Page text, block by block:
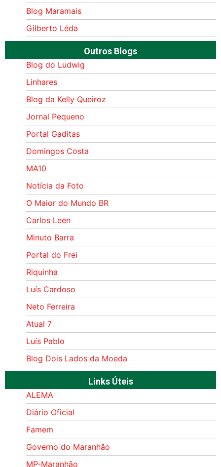
Blog Maramais
Gilberto Léda
Outros Blogs
Blog do Ludwig
Linhares
Blog da Kelly Queiroz
Jornal Pequeno
Portal Gaditas
Domingos Costa
MA10
Notícia da Foto
O Maior do Mundo BR
Carlos Leen
Minuto Barra
Portal do Frei
Riquinha
Luís Cardoso
Neto Ferreira
Atual 7
Luís Pablo
Blog Dois Lados da Moeda
Links Úteis
ALEMA
Diário Oficial
Famem
Governo do Maranhão
MP-Maranhão